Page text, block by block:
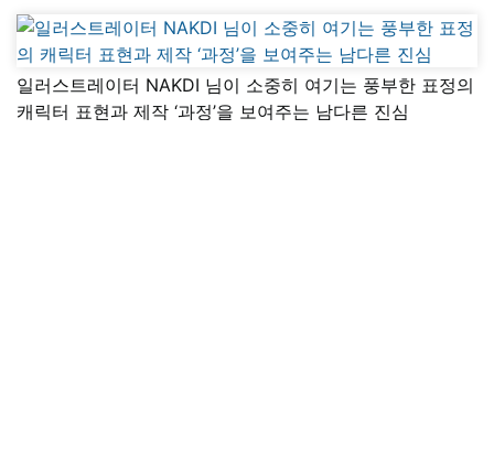
일러스트레이터 NAKDI 님이 소중히 여기는 풍부한 표정의
캐릭터 표현과 제작 ‘과정’을 보여주는 남다른 진심